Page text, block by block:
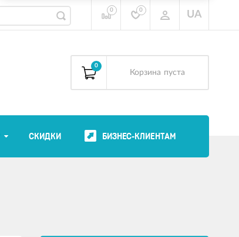
0 0 UA
0
Корзина пуста
СКИДКИ БИЗНЕС-КЛИЕНТАМ